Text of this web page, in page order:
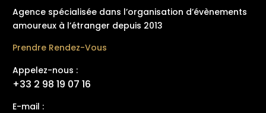
Agence spécialisée dans l’organisation d’évènements
amoureux à l’étranger depuis 2013
Prendre Rendez-Vous
Appelez-nous :
+33 2 98 19 07 16
E-mail :